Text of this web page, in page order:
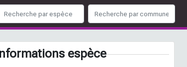
Informations espèce